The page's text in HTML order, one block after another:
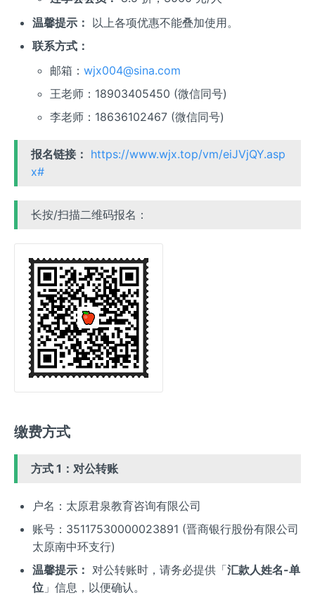
温馨提示： 以上各项优惠不能叠加使用。
联系方式：
邮箱：wjx004@sina.com
王老师：18903405450 (微信同号)
李老师：18636102467 (微信同号)
报名链接： https://www.wjx.top/vm/eiJVjQY.asp
x#
长按/扫描二维码报名：
缴费方式
方式 1：对公转账
户名：太原君泉教育咨询有限公司
账号：35117530000023891 (晋商银行股份有限公司
太原南中环支行)
温馨提示： 对公转账时，请务必提供「汇款人姓名-单
位」信息，以便确认。